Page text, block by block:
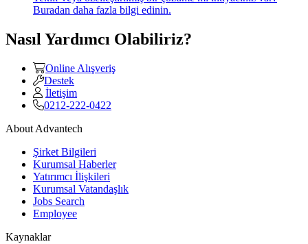
Buradan daha fazla bilgi edinin.
Nasıl Yardımcı Olabiliriz?
Online Alışveriş
Destek
İletişim
0212-222-0422
About Advantech
Şirket Bilgileri
Kurumsal Haberler
Yatırımcı İlişkileri
Kurumsal Vatandaşlık
Jobs Search
Employee
Kaynaklar